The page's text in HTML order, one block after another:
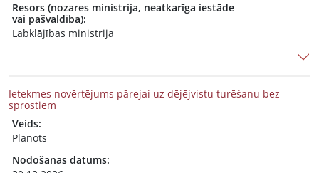
Resors (nozares ministrija, neatkarīga iestāde
vai pašvaldība):
Labklājības ministrija
Ietekmes novērtējums pārejai uz dējējvistu turēšanu bez
sprostiem
Veids:
Plānots
Nodošanas datums: